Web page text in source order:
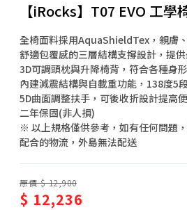
傢飾百貨
居家裝修
開運
園藝植栽
生活其他用品
寵物飼料、寵物用品
健身
運動
自行
機車
汽車
【iRocks】T07 EVO 工學
全椅面料採用AquaShieldTex，親膚
舒適包覆感的三層結構支撐設計，提
3D可調頭枕與升降椅背，符合各種身
內建減震結構與自載重功能，138度5
5D曲面調整扶手，可後收折設計提高
二年保固(非人損)
※ 以上規格僅供參考，如有任何問題
配合的物流，外島無法配送
原價 $ 12,900
$ 12,236